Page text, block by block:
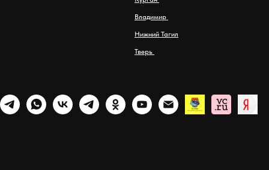
Владимир
Нижний Тагил
Тверь